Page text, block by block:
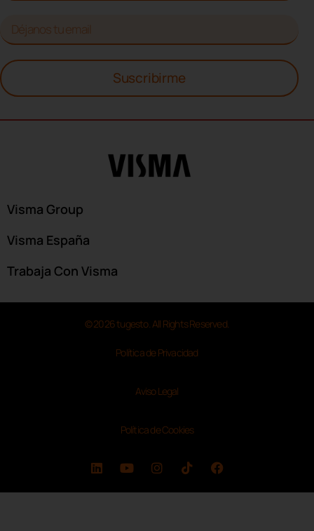
Suscribirme
Visma Group
Visma España
Trabaja Con Visma
© 2026 tugesto. All Rights Reserved.
Política de Privacidad
Aviso Legal
Política de Cookies